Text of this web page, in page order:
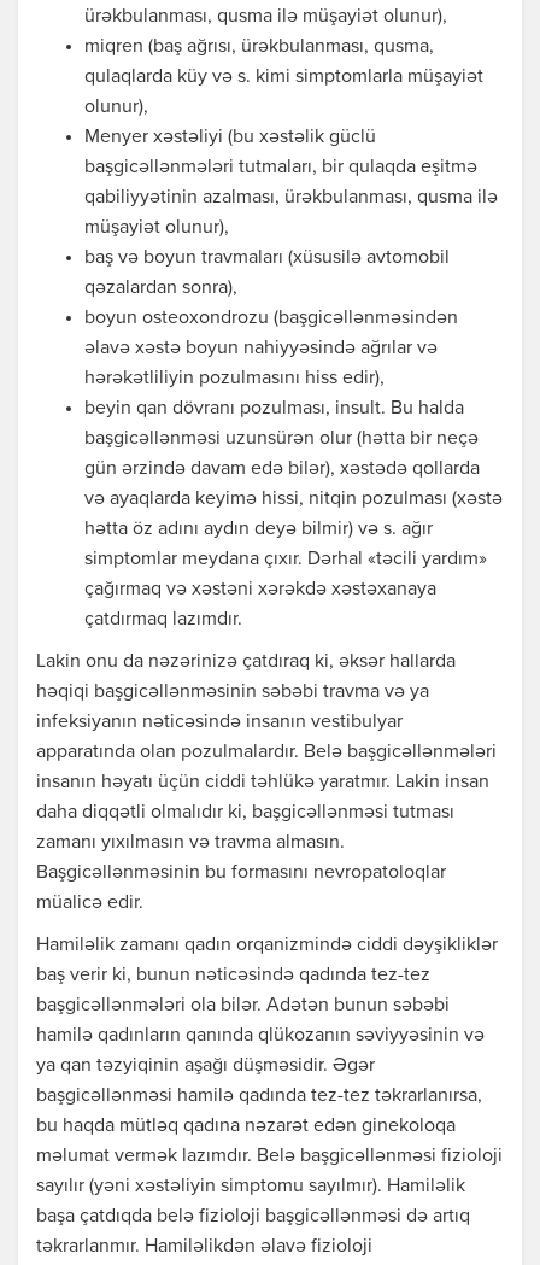
ürəkbulanması, qusma ilə müşayiət olunur),
miqren (baş ağrısı, ürəkbulanması, qusma,
qulaqlarda küy və s. kimi simptomlarla müşayiət
olunur),
Menyer xəstəliyi (bu xəstəlik güclü
başgicəllənmələri tutmaları, bir qulaqda eşitmə
qabiliyyətinin azalması, ürəkbulanması, qusma ilə
müşayiət olunur),
baş və boyun travmaları (xüsusilə avtomobil
qəzalardan sonra),
boyun osteoxondrozu (başgicəllənməsindən
əlavə xəstə boyun nahiyyəsində ağrılar və
hərəkətliliyin pozulmasını hiss edir),
beyin qan dövranı pozulması, insult. Bu halda
başgicəllənməsi uzunsürən olur (hətta bir neçə
gün ərzində davam edə bilər), xəstədə qollarda
və ayaqlarda keyimə hissi, nitqin pozulması (xəstə
hətta öz adını aydın deyə bilmir) və s. ağır
simptomlar meydana çıxır. Dərhal «təcili yardım»
çağırmaq və xəstəni xərəkdə xəstəxanaya
çatdırmaq lazımdır.
Lakin onu da nəzərinizə çatdıraq ki, əksər hallarda
həqiqi başgicəllənməsinin səbəbi travma və ya
infeksiyanın nəticəsində insanın vestibulyar
apparatında olan pozulmalardır. Belə başgicəllənmələri
insanın həyatı üçün ciddi təhlükə yaratmır. Lakin insan
daha diqqətli olmalıdır ki, başgicəllənməsi tutması
zamanı yıxılmasın və travma almasın.
Başgicəllənməsinin bu formasını nevropatoloqlar
müalicə edir.
Hamiləlik zamanı qadın orqanizmində ciddi dəyşikliklər
baş verir ki, bunun nəticəsində qadında tez-tez
başgicəllənmələri ola bilər. Adətən bunun səbəbi
hamilə qadınların qanında qlükozanın səviyyəsinin və
ya qan təzyiqinin aşağı düşməsidir. Əgər
başgicəllənməsi hamilə qadında tez-tez təkrarlanırsa,
bu haqda mütləq qadına nəzarət edən ginekoloqa
məlumat vermək lazımdır. Belə başgicəllənməsi fizioloji
sayılır (yəni xəstəliyin simptomu sayılmır). Hamiləlik
başa çatdıqda belə fizioloji başgicəllənməsi də artıq
təkrarlanmır. Hamiləlikdən əlavə fizioloji